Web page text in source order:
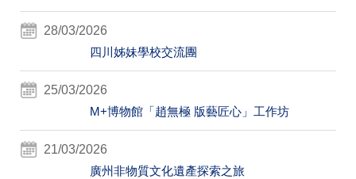
28/03/2026
四川姊妹學校交流團
25/03/2026
M+博物館「趙無極 版藝匠心」工作坊
21/03/2026
廣州非物質文化遺產探索之旅